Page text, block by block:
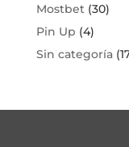
Mostbet(30)
Pin Up (4)
Sin categoría